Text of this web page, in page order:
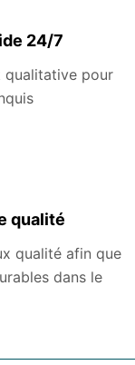
24/7
qualitative pour
qualité
qualité afin que
dans le